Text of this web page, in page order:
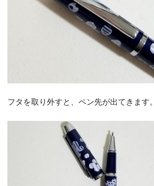
フタを取り外すと、ペン先が出てきます。